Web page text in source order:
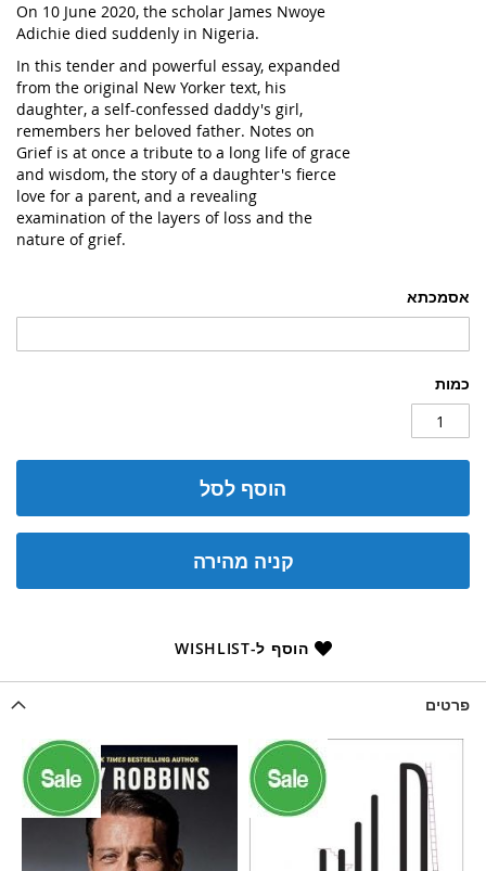
אסמכתא
כמות
הוסף לסל
קניה מהירה
הוסף ל-WISHLIST
On 10 June 2020, the scholar James Nwoye
Adichie died suddenly in Nigeria.
In this tender and powerful essay, expanded
from the original New Yorker text, his
daughter, a self-confessed daddy's girl,
remembers her beloved father. Notes on
Grief is at once a tribute to a long life of grace
and wisdom, the story of a daughter's fierce
love for a parent, and a revealing
examination of the layers of loss and the
nature of grief.
פרטים